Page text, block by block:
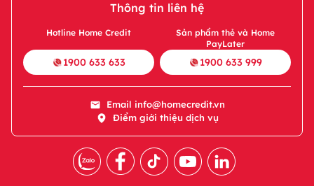
Thông tin liên hệ
Hotline Home Credit
1900 633 633
Sản phẩm thẻ và Home
PayLater
1900 633 999
Email info@homecredit.vn
Điểm giới thiệu dịch vụ